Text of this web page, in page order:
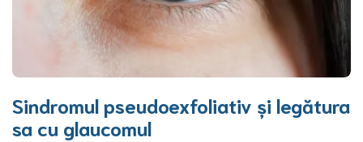
Sindromul pseudoexfoliativ și legătura
sa cu glaucomul